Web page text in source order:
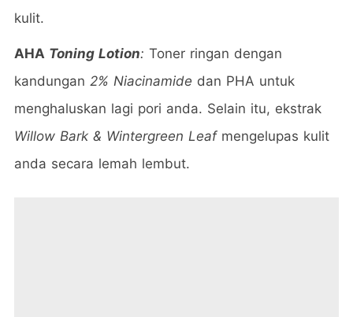
kulit.
AHA Toning Lotion: Toner ringan dengan
kandungan 2% Niacinamide dan PHA untuk
menghaluskan lagi pori anda. Selain itu, ekstrak
Willow Bark & Wintergreen Leafmengelupas kulit
anda secara lemah lembut.